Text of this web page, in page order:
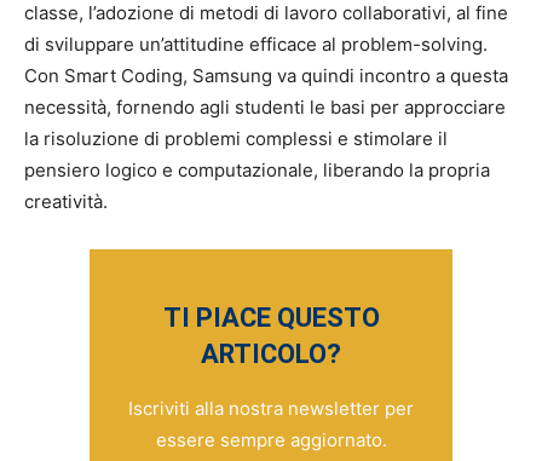
classe, l’adozione di metodi di lavoro collaborativi, al fine
di sviluppare un’attitudine efficace al problem-solving.
Con Smart Coding, Samsung va quindi incontro a questa
necessità, fornendo agli studenti le basi per approcciare
la risoluzione di problemi complessi e stimolare il
pensiero logico e computazionale, liberando la propria
creatività.
TI PIACE QUESTO
ARTICOLO?
Iscriviti alla nostra newsletter per
essere sempre aggiornato.